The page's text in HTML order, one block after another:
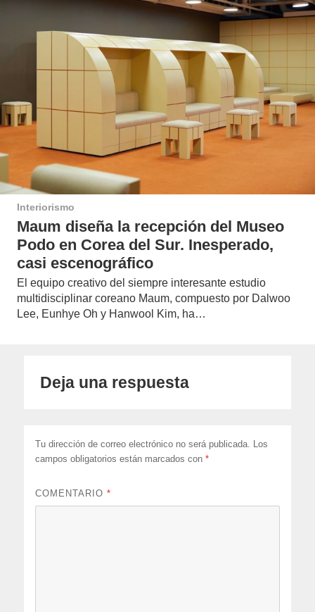
Interiorismo
Maum diseña la recepción del Museo
Podo en Corea del Sur. Inesperado,
casi escenográfico
El equipo creativo del siempre interesante estudio
multidisciplinar coreano Maum, compuesto por Dalwoo
Lee, Eunhye Oh y Hanwool Kim, ha…
Deja una respuesta
Tu dirección de correo electrónico no será publicada.
Los
campos obligatorios están marcados con*
COMENTARIO*